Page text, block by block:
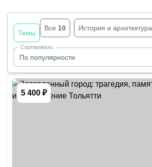
Темы
Все 10 История и архитектура
По популярности
Сортировать:
5 400 ₽